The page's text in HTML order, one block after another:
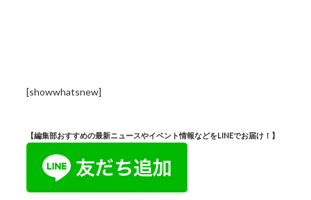
[showwhatsnew]
【編集部おすすめの最新ニュースやイベント情報などをLINEでお届け！】